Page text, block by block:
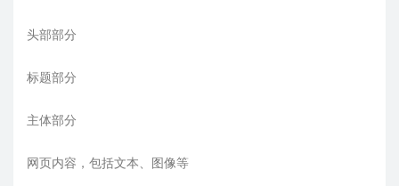
头部部分
标题部分
主体部分
网页内容，包括文本、图像等